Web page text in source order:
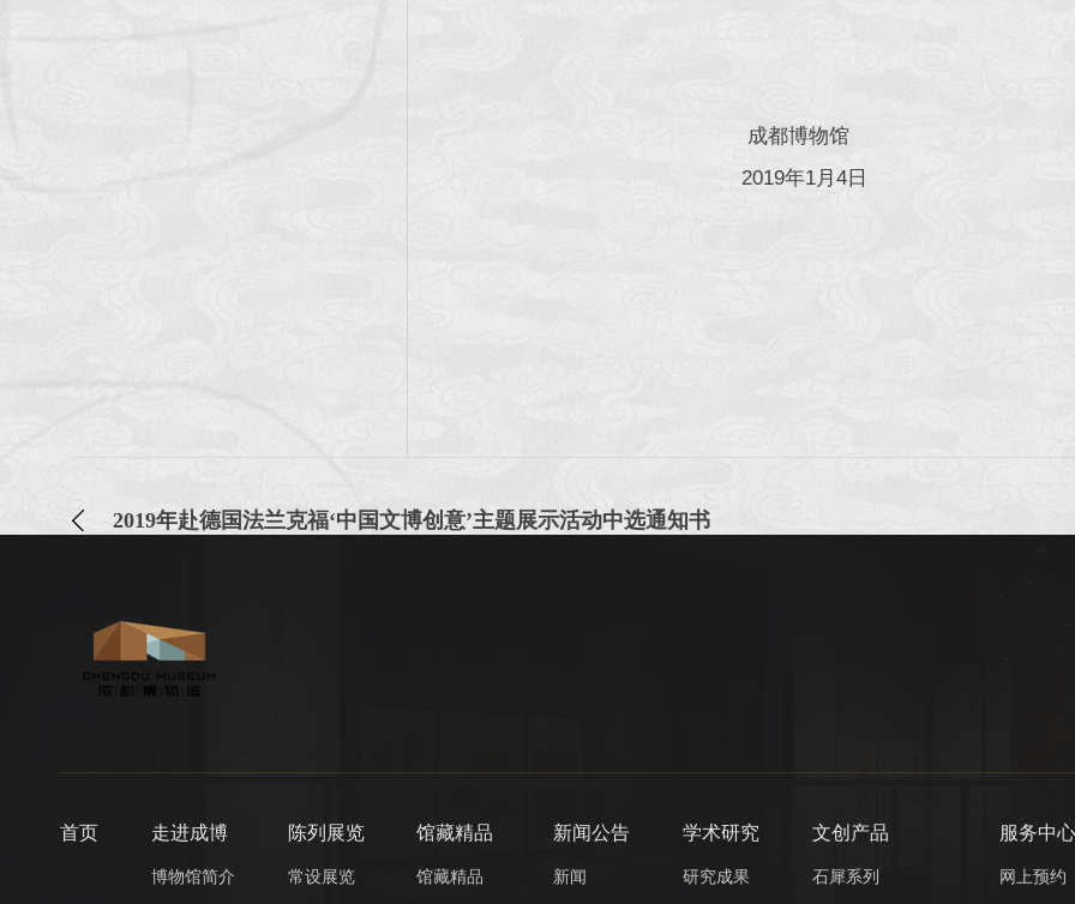
成都博物馆
2019年1月4日
2019年赴德国法兰克福‘中国文博创意’主题展示活动中选通知书
首页 走进成博
博物馆简介
陈列展览
常设展览
馆藏精品
馆藏精品
新闻公告
新闻
学术研究
研究成果
文创产品
石犀系列
服务中
网上预约